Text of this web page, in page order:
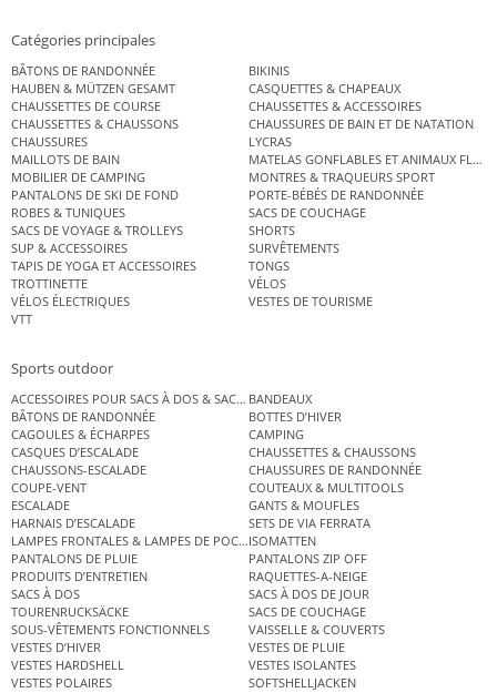
Catégories principales
BÂTONS DE RANDONNÉE
BIKINIS
HAUBEN & MÜTZEN GESAMT
CASQUETTES & CHAPEAUX
CHAUSSETTES DE COURSE
CHAUSSETTES & ACCESSOIRES
CHAUSSETTES & CHAUSSONS
CHAUSSURES DE BAIN ET DE NATATION
CHAUSSURES
LYCRAS
MAILLOTS DE BAIN
MATELAS GONFLABLES ET ANIMAUX
MOBILIER DE CAMPING
MONTRES & TRAQUEURS SPORT
PANTALONS DE SKI DE FOND
PORTE-BÉBÉS DE RANDONNÉE
ROBES & TUNIQUES
SACS DE COUCHAGE
SACS DE VOYAGE & TROLLEYS
SHORTS
SUP & ACCESSOIRES
SURVÊTEMENTS
TAPIS DE YOGA ET ACCESSOIRES
TONGS
TROTTINETTE
VÉLOS
VÉLOS ÉLECTRIQUES
VESTES DE TOURISME
VTT
Sports outdoor
ACCESSOIRES POUR SACS À DOS & SACS ÉTANCHES
BANDEAUX
BÂTONS DE RANDONNÉE
BOTTES D’HIVER
CAGOULES & ÉCHARPES
CAMPING
CASQUES D’ESCALADE
CHAUSSETTES & CHAUSSONS
CHAUSSONS-ESCALADE
CHAUSSURES DE RANDONNÉE
COUPE-VENT
COUTEAUX & MULTITOOLS
ESCALADE
GANTS & MOUFLES
HARNAIS D’ESCALADE
SETS DE VIA FERRATA
LAMPES FRONTALES & LAMPES DE POCHEISOMATTEN
PANTALONS DE PLUIE
PANTALONS ZIP OFF
PRODUITS D’ENTRETIEN
RAQUETTES-A-NEIGE
SACS À DOS
SACS À DOS DE JOUR
TOURENRUCKSÄCKE
SACS DE COUCHAGE
SOUS-VÊTEMENTS FONCTIONNELS
VAISSELLE & COUVERTS
VESTES D’HIVER
VESTES DE PLUIE
VESTES HARDSHELL
VESTES ISOLANTES
VESTES POLAIRES
SOFTSHELLJACKEN